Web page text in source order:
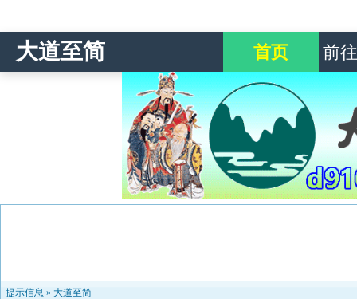
大道至简 首页 前
提示信息 » 大道至简